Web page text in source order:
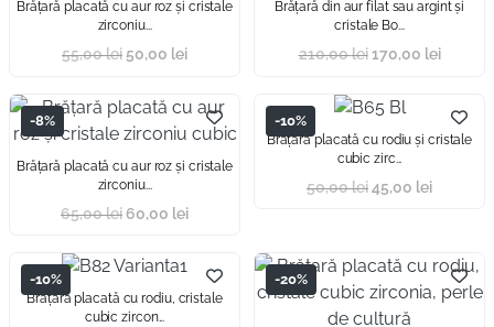
Brăţară placată cu aur roz și cristale
zirconiu...
55,00lei 50,00 lei
Brăţară din aur filat sau argint și
cristale Bo...
210,00lei 170,00 lei
-8%
Brăţară placată cu aur roz și cristale
zirconiu...
65,00lei60,00 lei
-10%
Brăţară placată cu rodiu și cristale
cubic zirc...
50,00lei45,00 lei
-10%
Brăţară placată cu rodiu, cristale
cubic zircon...
-20%